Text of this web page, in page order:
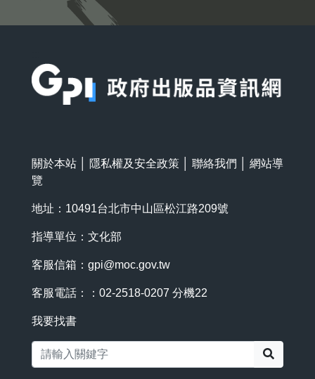
關於本站 隱私權及安全政策 聯絡我們
網站導
覽
地址：10491台北市中山區松江路209號
指導單位：文化部
客服信箱： gpi@moc.gov.tw
客服電話：：02-2518-0207 分機22
我要找書